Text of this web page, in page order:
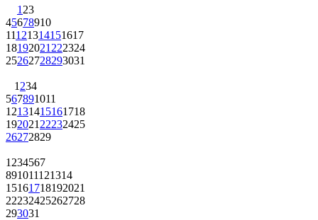
1 23
45678910
11121314151617
18192021 222324
25262728293031
1 234
567891011
12131415161718
192021 22232425
26272829
1 234567
891011121314
15161718192021
22232425262728
293031